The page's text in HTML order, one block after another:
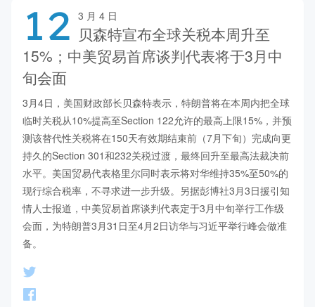
12 3 月 4 日
贝森特宣布全球关税本周升至
15%；中美贸易首席谈判代表将于3月中
旬会面
3月4日，美国财政部长贝森特表示，特朗普将在本周内把全球
临时关税从10%提高至Section 122允许的最高上限15%，并预
测该替代性关税将在150天有效期结束前（7月下旬）完成向更
持久的Section 301和232关税过渡，最终回升至最高法裁决前
水平。美国贸易代表格里尔同时表示将对华维持35%至50%的
现行综合税率，不寻求进一步升级。另据彭博社3月3日援引知
情人士报道，中美贸易首席谈判代表定于3月中旬举行工作级
会面，为特朗普3月31日至4月2日访华与习近平举行峰会做准
备。